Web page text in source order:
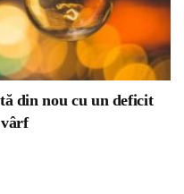
din nou cu un deficit
vârf